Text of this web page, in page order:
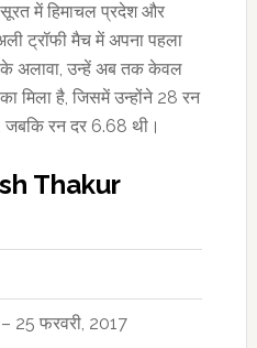
में हिमाचल प्रदेश और
ट्रॉफी मैच में अपना पहला
अलावा, उन्हें अब तक केवल
मिला है, जिसमें उन्होंने 28 रन
जबकि रन दर 6.68 थी।
Thakur
25 फरवरी, 2017